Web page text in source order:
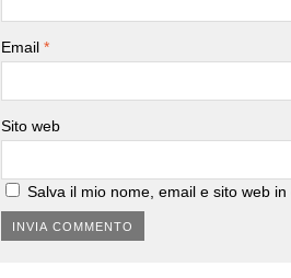
Email *
Sito web
Salva il mio nome, email e sito web